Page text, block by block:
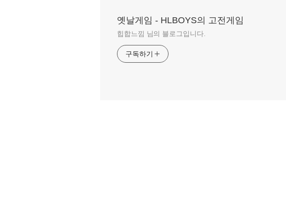
옛날게임 - HLBOYS의 고전게임
힙합느낌 님의 블로그입니다.
구독하기